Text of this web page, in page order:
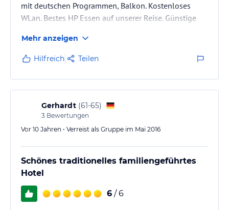
mit deutschen Programmen, Balkon. Kostenloses
WLan. Bestes HP Essen auf unserer Reise. Günstige
Betten extrem feucht. Ohne unseren Heizlüfter nicht
zum aushalten. Schade.
Heizlüfter mitbringen
Mehr anzeigen
Hilfreich Teilen
Gerhardt (61-65)
3 Bewertungen
Vor 10 Jahren • Verreist als Gruppe im Mai 2016
Schönes traditionelles familiengeführtes
Hotel
6 / 6